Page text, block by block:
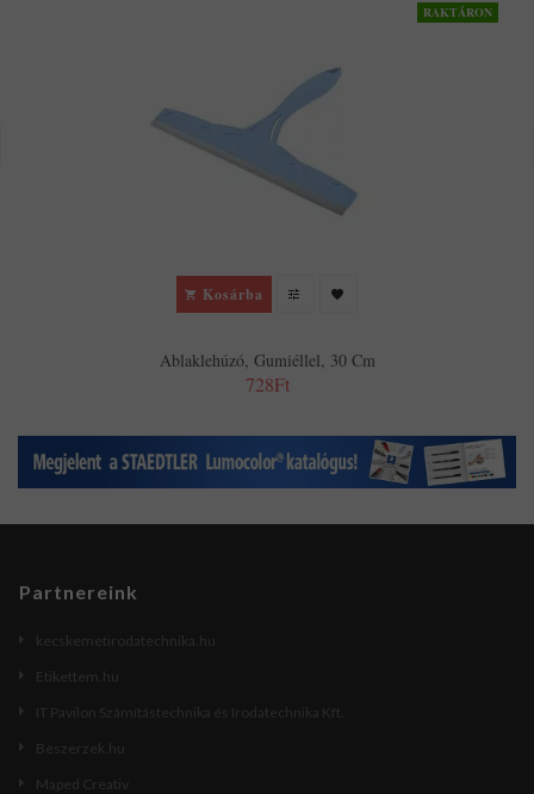
RAKTÁRON
Kosárba
Ablaklehúzó, Gumiéllel, 30 Cm
728Ft
Partnereink
kecskemetirodatechnika.hu
Etikettem.hu
IT Pavilon Számítástechnika és Irodatechnika Kft.
Beszerzek.hu
Maped Creativ